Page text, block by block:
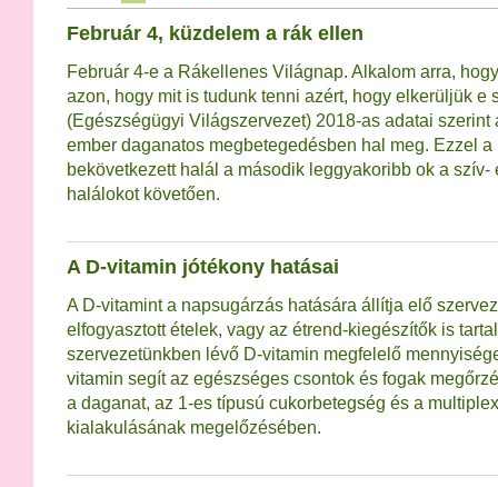
Február 4, küzdelem a rák ellen
Február 4-e a Rákellenes Világnap. Alkalom arra,
azon, hogy mit is tudunk tenni azért, hogy elkerüljük e
(Egészségügyi Világszervezet) 2018-as adatai szerint
ember daganatos megbetegedésben hal meg. Ezzel a
bekövetkezett halál a második leggyakoribb ok a szív-
halálokot követően.
A D-vitamin jótékony hatásai
A D-vitamint a napsugárzás hatására állítja elő
elfogyasztott ételek, vagy az étrend-kiegészítők is
szervezetünkben lévő D-vitamin megfelelő
vitamin segít az egészséges csontok és fogak
a daganat, az 1-es típusú cukorbetegség és a
kialakulásának megelőzésében.